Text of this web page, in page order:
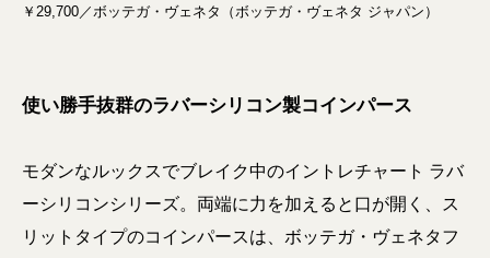
￥29,700／ボッテガ・ヴェネタ（ボッテガ・ヴェネタ ジャパン）
使い勝手抜群のラバーシリコン製コインパース
モダンなルックスでブレイク中のイントレチャート ラバ
ーシリコンシリーズ。両端に力を加えると口が開く、ス
リットタイプのコインパースは、ボッテガ・ヴェネタフ